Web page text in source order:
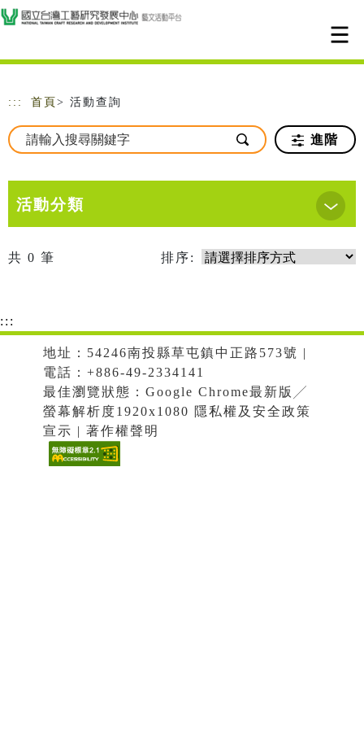
跳到主要內容
網站導覽
::: 首頁 > 活動查詢
進階
活動分類
共 0 筆 排序:
:::
地址：54246南投縣草屯鎮中正路573號 |
電話：+886-49-2334141
最佳瀏覽狀態：Google Chrome最新版╱
螢幕解析度1920x1080 隱私權及安全政策
宣示 | 著作權聲明